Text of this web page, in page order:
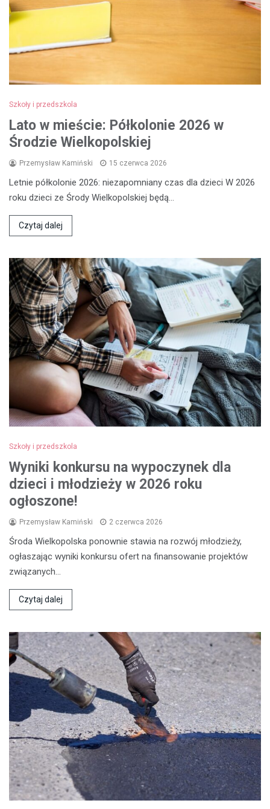
Szkoły i przedszkola
Lato w mieście: Półkolonie 2026 w
Środzie Wielkopolskiej
Przemysław Kamiński 15 czerwca 2026
Letnie półkolonie 2026: niezapomniany czas dla dzieci W 2026
roku dzieci ze Środy Wielkopolskiej będą…
Czytaj dalej
Szkoły i przedszkola
Wyniki konkursu na wypoczynek dla
dzieci i młodzieży w 2026 roku
ogłoszone!
Przemysław Kamiński 2 czerwca 2026
Środa Wielkopolska ponownie stawia na rozwój młodzieży,
ogłaszając wyniki konkursu ofert na finansowanie projektów
związanych…
Czytaj dalej